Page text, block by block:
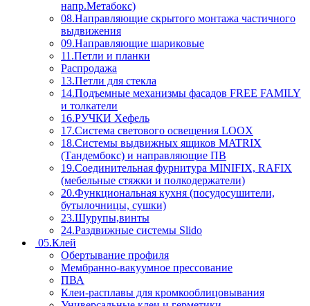
напр.Метабокс)
08.Направляющие скрытого монтажа частичного
выдвижения
09.Направляющие шариковые
11.Петли и планки
Распродажа
13.Петли для стекла
14.Подъемные механизмы фасадов FREE FAMILY
и толкатели
16.РУЧКИ Хефель
17.Система светового освещения LOOX
18.Системы выдвижных ящиков MATRIX
(Тандембокс) и направляющие ПВ
19.Соединительная фурнитура MINIFIX, RAFIX
(мебельные стяжки и полкодержатели)
20.Функциональная кухня (посудосушители,
бутылочницы, сушки)
23.Шурупы,винты
24.Раздвижные системы Slido
05.Клей
Обертывание профиля
Мембранно-вакуумное прессование
ПВА
Клеи-расплавы для кромкооблицовывания